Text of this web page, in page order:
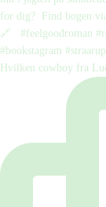
Hvilken cowboy fra